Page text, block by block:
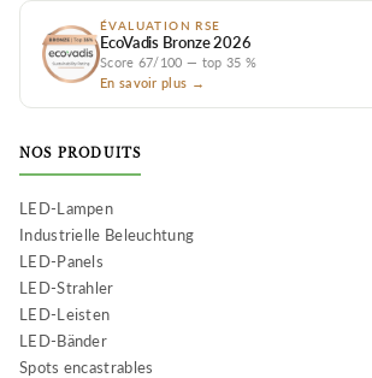
ÉVALUATION RSE
EcoVadis Bronze 2026
Score 67/100 — top 35 %
En savoir plus →
NOS PRODUITS
LED-Lampen
Industrielle Beleuchtung
LED-Panels
LED-Strahler
LED-Leisten
LED-Bänder
Spots encastrables